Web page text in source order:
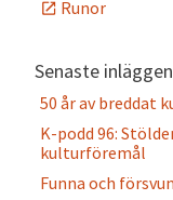
Runor
Senaste inläggen
50 år av breddat
K-podd 96:
kulturföremål
Funna och